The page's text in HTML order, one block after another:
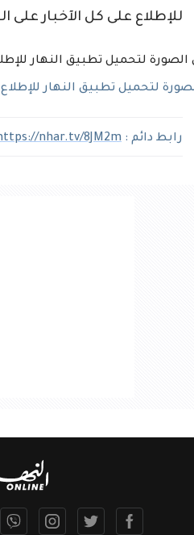
للإطلاع على كل الآخبار على
لتحميل تطبيق النهار للإطلاع
رابط دائم : nhar.tv/8JM2m